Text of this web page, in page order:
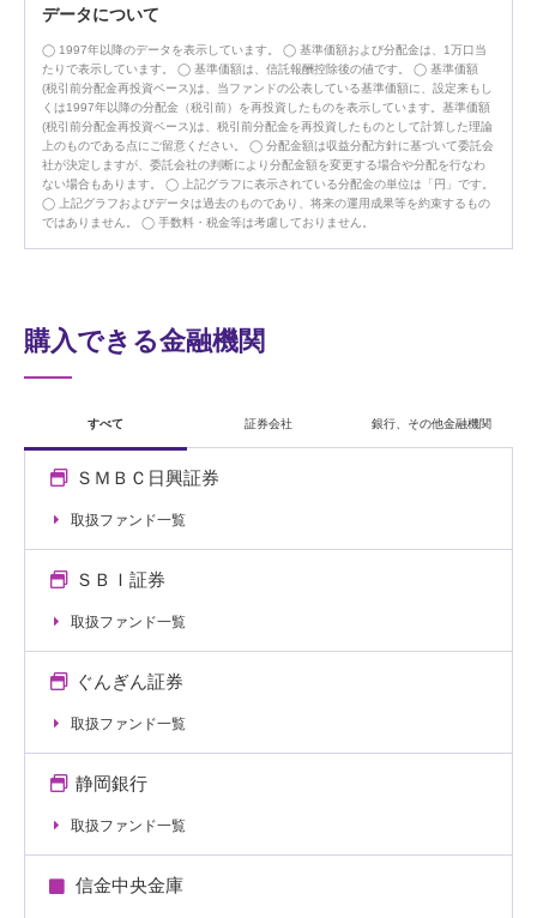
データについて
1997年以降のデータを表示しています。
基準価額および分配金は、1万口当
たりで表示しています。
基準価額は、信託報酬控除後の値です。
基準価額
(税引前分配金再投資ベース)は、当ファンドの公表している基準価額に、設定来もし
くは1997年以降の分配金（税引前）を再投資したものを表示しています。基準価額
(税引前分配金再投資ベース)は、税引前分配金を再投資したものとして計算した理論
上のものである点にご留意ください。
分配金額は収益分配方針に基づいて委託会
社が決定しますが、委託会社の判断により分配金額を変更する場合や分配を行なわ
ない場合もあります。
上記グラフに表示されている分配金の単位は「円」です。
上記グラフおよびデータは過去のものであり、将来の運用成果等を約束するもの
ではありません。
手数料・税金等は考慮しておりません。
購入できる金融機関
すべて 証券会社 銀行、その他金融機関
ＳＭＢＣ日興証券
取扱ファンド一覧
ＳＢＩ証券
取扱ファンド一覧
ぐんぎん証券
取扱ファンド一覧
静岡銀行
取扱ファンド一覧
信金中央金庫